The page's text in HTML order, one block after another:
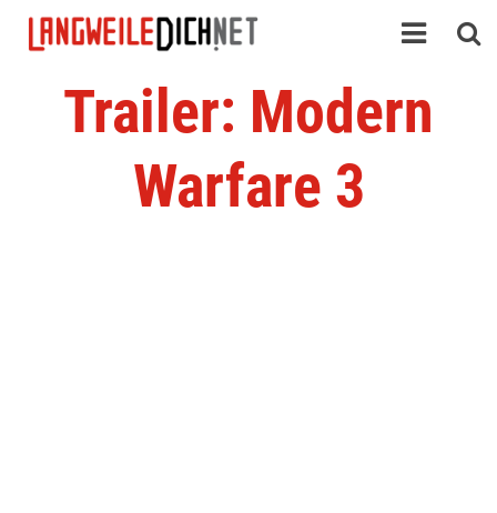
Trailer: Modern
Warfare 3